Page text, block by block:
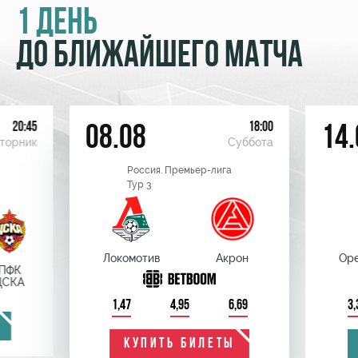
1 ДЕНЬ
ДО БЛИЖАЙШЕГО МАТЧА
20:45 08.08 18:00
Суббота
Россия. Премьер-лига
Тур 3
Локомотив Акрон
1,47 4,95 6,69
КУПИТЬ БИЛЕТЫ